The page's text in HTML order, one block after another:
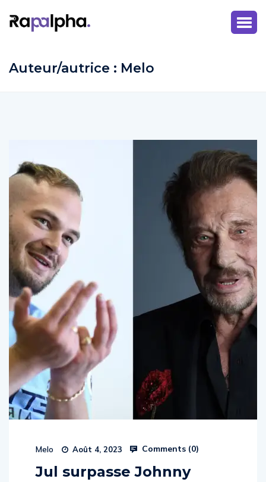
Auteur/autrice : Melo
Melo Août 4, 2023 Comments (0)
Jul surpasse Johnny